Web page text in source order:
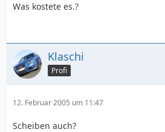
Was kostete es.?
Klaschi
Profi
12. Februar 2005 um 11:47
Scheiben auch?